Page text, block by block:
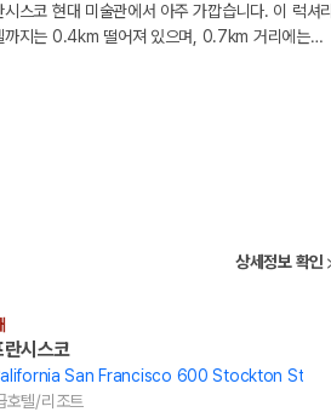
스코 현대 미술관에서 아주 가깝습니다. 이 럭셔리
까지는 0.4km 떨어져 있으며, 0.7km 거리에는…
상세정보 확인
시스코
San Francisco 600 Stockton St
호텔/리조트